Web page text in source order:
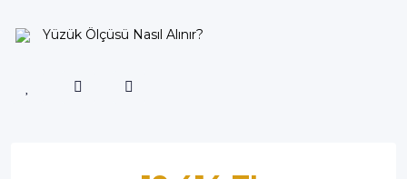
Yüzük Ölçüsü Nasıl Alınır?